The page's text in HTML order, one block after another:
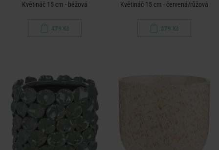
Květináč 15 cm - béžová
479 Kč
Květináč 15 cm - červená/růžová
379 Kč